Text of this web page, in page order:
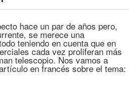
hace un par de años pero,
se merece una
teniendo en cuenta que en
cada vez proliferan más
telescopio. Nos vamos a
en francés sobre el tema: